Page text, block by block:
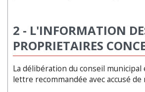
2 - L'INFORMATION
PROPRIETAIRES
La délibération du conseil
lettre recommandée avec accusé de